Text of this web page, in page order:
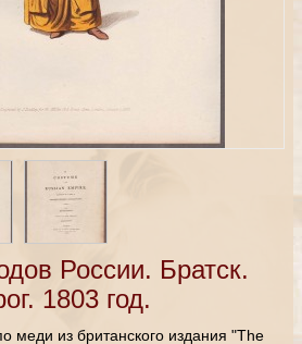
России. Братск.
1803 год.
меди из британского издания "The